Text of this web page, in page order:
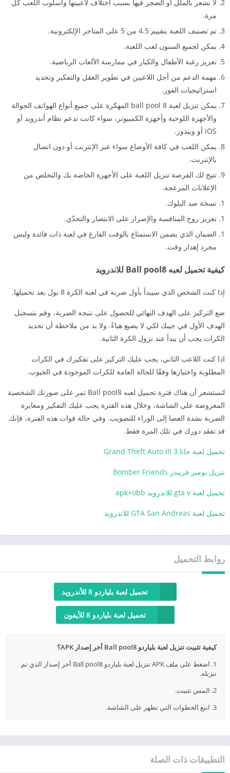
لا تشعر بالملل أو الضجر فيها بسبب اختلاف لاعبينها وأسلوب اللعب كل
مرة.
تم تصنيف اللعبة بتقييم 4.5 من 5 على المتاجر الإلكترونية.
يمكن لجميع السنون لعب اللعبة.
تعزيز رغبة الأطفال والكبار في ممارسة الألعاب الرياضية.
مهمة الدعم من أجل اللاعبين في تطوير العقل والتفكير وتحديد
استراتيجيات الفوز.
يمكن تنزيل لعبة 8 ball pool المهكرة على جميع أنواع الهواتف الجوالة
والأجهزة اللوحية وأجهزة الكمبيوتر، سواء كانت تدعم نظام أندرويد أو
iOS أو ويندوز.
يمكن اللعب في كافة الأوضاع سواء عبر الإنترنت أو دون اتصال
بالإنترنت.
تتيح لك الفرصة تنزيل اللعبة على الأجهزة الخاصة بك والتخلص من
الإعلانات المزعجة.
نسخة ضد البلوك.
تعزيز روح المنافسة والإصرار على الانتصار والتحدّي.
الضمان الذي يضمن الاستمتاع بالوقت الفارغ في لعبة ذات فائدة وليس
مجرد إهدار وقت.
كيفية تحميل لعبه Ball pool8 للاندرويد
إذا كنت الشخص الذي سيبدأ بأول ضربة في لعبة الكرة 8 بول بعد تحميلها.
ضع التركيز على الهدف النهائي للحصول على نتيجة الضربة، وقم بتسجيل
الهدف الأول في جيبك لكي لا يضيع هباءً. ولا بد من ملاحظة أن تحديد
الكرات يجب أن يبدأ عند نزول الكرة الثانية.
اذا كنت اللاعب الثاني، يجب عليك التركيز على تفكيرك في الكرات
المطلوبة واختيارها وفقًا للحالة العامة للكرات الموجودة في الجيوب.
لتستشعر أن هناك فترة تحميل لعبه Ball pool8 تمر على صورتك الشخصية
المعروضة على الشاشة، وخلال هذه الفترة يجب عليك التفكير ومعايرة
الضربة بشدة العصا إلى الوراء للتصويب. وفي حالة فوات هذه الفترة، فإنك
قد تفقد دورك في تلك المرة فقط.
تحميل لعبة جاتا 3 Grand Theft Auto III
تنزيل بومبر فريندز Bomber Friends
تحميل لعبة gta v للاندرويد apk+obb
تحميل لعبة GTA San Andreas للاندرويد
روابط التحميل
تحميل لعبة بلياردو 8 للأندرويد
تحميل لعبة بلياردو 8 للأيفون
كيفية تثبيت تنزيل لعبة بلياردو Ball pool8 أخر إصدار APK؟
1. اضغط على ملف APK تنزيل لعبة بلياردو Ball pool8 أخر إصدار الذي تم
تنزيله.
2. المس تثبيت.
3. اتبع الخطوات التي تظهر على الشاشة.
التطبيقات ذات الصلة